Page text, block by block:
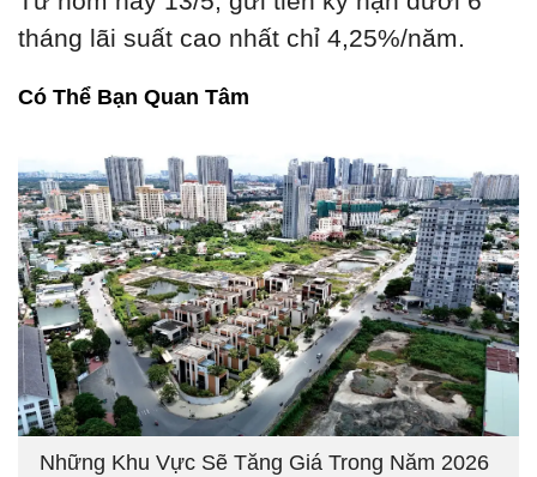
tháng lãi suất cao nhất chỉ 4,25%/năm.
Có Thể Bạn Quan Tâm
Những Khu Vực Sẽ Tăng Giá Trong Năm 2026